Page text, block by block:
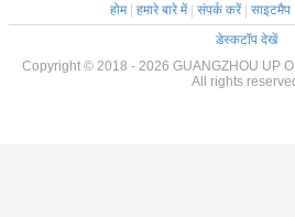
होम| हमारे बारे में| संपर्क करें| साइटमैप|
डेस्कटॉप देखें
Copyright © 2018 - 2026 GUANGZHOU UP
All rights